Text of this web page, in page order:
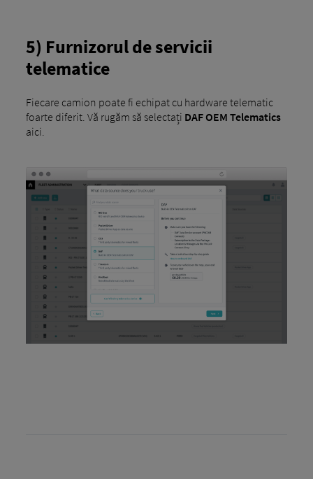
5) Furnizorul de servicii
telematice
Fiecare camion poate fi echipat cu hardware telematic
foarte diferit. Vă rugăm să selectați DAF OEM Telematics
aici.